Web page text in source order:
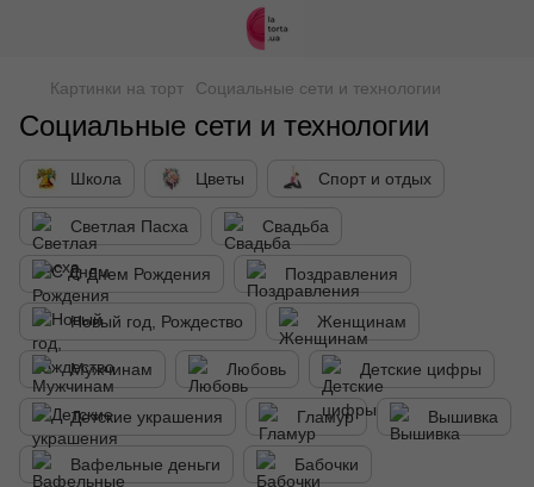
Картинки на торт Социальные сети и технологии
Социальные сети и технологии
Школа Цветы Спорт и отдых
Светлая Пасха Свадьба
С Днем Рождения Поздравления
Новый год, Рождество Женщинам
Мужчинам Любовь Детские цифры
Детские украшения Гламур Вышивка
Вафельные деньги Бабочки